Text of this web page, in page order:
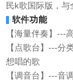
民k歌国际版，与
软件功能
【海量伴奏】---
【点歌台】---分
想唱的歌
【调音台】---音